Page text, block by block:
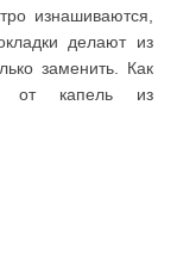
изнашиваются,
делают из
заменить. Как
от капель из